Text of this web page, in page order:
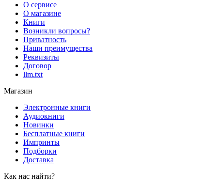
О сервисе
О магазине
Книги
Возникли вопросы?
Приватность
Наши преимущества
Реквизиты
Договор
llm.txt
Магазин
Электронные книги
Аудиокниги
Новинки
Бесплатные книги
Импринты
Подборки
Доставка
Как нас найти?